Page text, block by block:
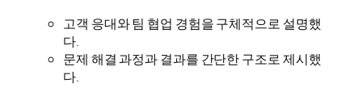
고객 응대와 팀 협업 경험을 구체적으로 설명했
다.
문제 해결 과정과 결과를 간단한 구조로 제시했
다.